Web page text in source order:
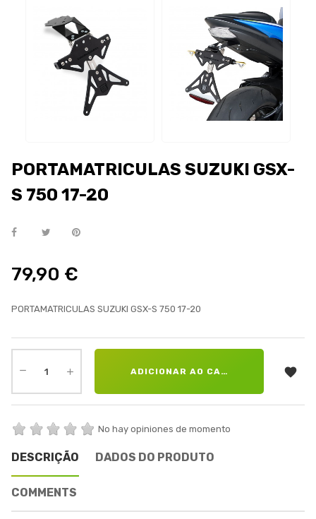
PORTAMATRICULAS SUZUKI GSX-
S 750 17-20
79,90 €
PORTAMATRICULAS SUZUKI GSX-S 750 17-20
ADICIONAR AO CARRINHO 
No hay opiniones de momento
DESCRIÇÃO DADOS DO PRODUTO
COMMENTS